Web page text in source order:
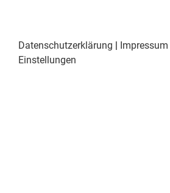
Datenschutzerklärung Impressum
Einstellungen